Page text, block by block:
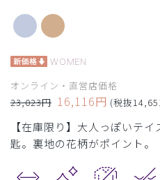
WOMEN
オンライン・直営店価格
23,023円 16,116円 (税抜
【在庫限り】大人っぽいテ
匙。裏地の花柄がポイント。